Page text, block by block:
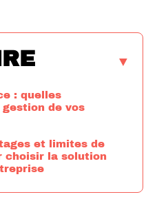
: quelles
de vos
et limites de
choisir la solution